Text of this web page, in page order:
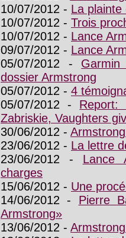
10/07/2012 - La plainte
10/07/2012 - Trois
10/07/2012 - Lance
09/07/2012 - Lance
05/07/2012 -
dossier Armstrong
05/07/2012 - 4
05/07/2012 - Report:
Zabriskie, Vaughters
30/06/2012 -
23/06/2012 - La lettre
23/06/2012 - Lance
charges
15/06/2012 - Une
14/06/2012 - Pierre
Armstrong»
13/06/2012 -